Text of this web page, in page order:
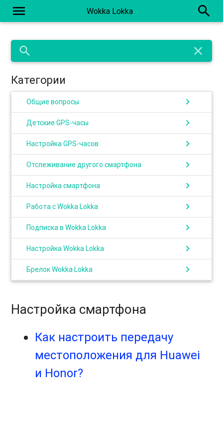
menu Wokka Lokka search
search close
Категории
Общие вопросы chevron_right
Детские GPS-часы chevron_right
Настройка GPS-часов chevron_right
Отслеживание другого смартфона chevron_right
Настройка смартфона chevron_right
Работа с Wokka Lokka chevron_right
Подписка в Wokka Lokka chevron_right
Настройка Wokka Lokka chevron_right
Брелок Wokka Lokka chevron_right
Настройка смартфона
Как настроить передачу
местоположения для Huawei
и Honor?